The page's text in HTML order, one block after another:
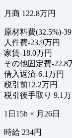
月商 122.8万円
原材料費(32.5%)-
人件費-23.9万円
家賃-18.0万円
その他固定費-22.8
借入返済-6.1万円
税引前12.2万円
税引後手取り 9.1
1日15h × 月26日
時給 234円